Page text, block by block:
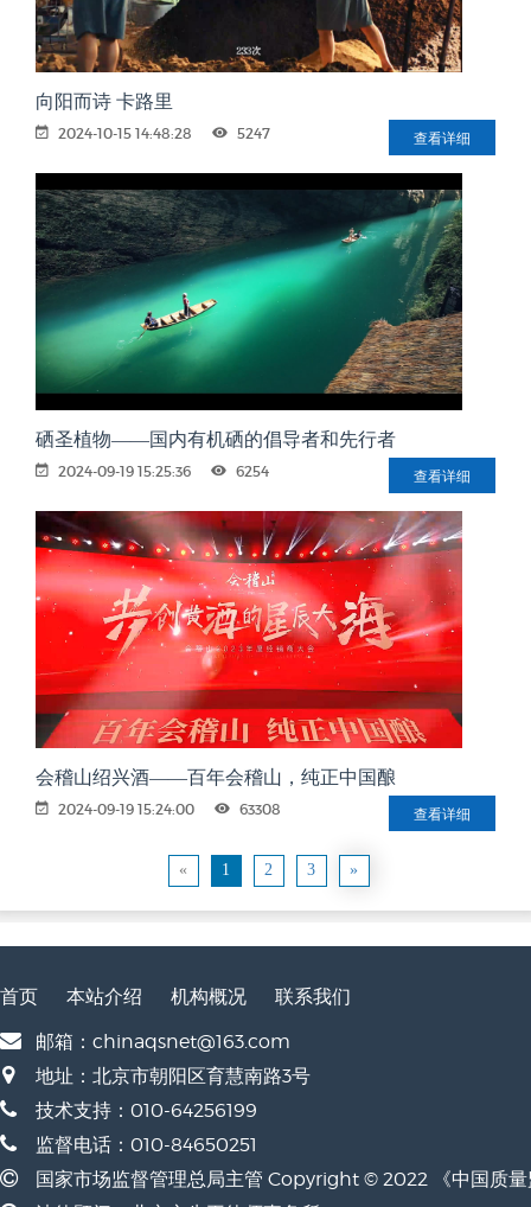
向阳而诗 卡路里
2024-10-15 14:48:28 5247 查看详细
硒圣植物——国内有机硒的倡导者和先行者
2024-09-19 15:25:36 6254 查看详细
会稽山绍兴酒——百年会稽山，纯正中国酿
2024-09-19 15:24:00 63308 查看详细
« 1 2 3 »
首页 本站介绍 机构概况
联系我们
邮箱：chinaqsnet@163.com
地址：北京市朝阳区育慧南路3号
技术支持：010-64256199
监督电话：010-84650251
国家市场监督管理总局主管 Copyright © 2022 《中国质